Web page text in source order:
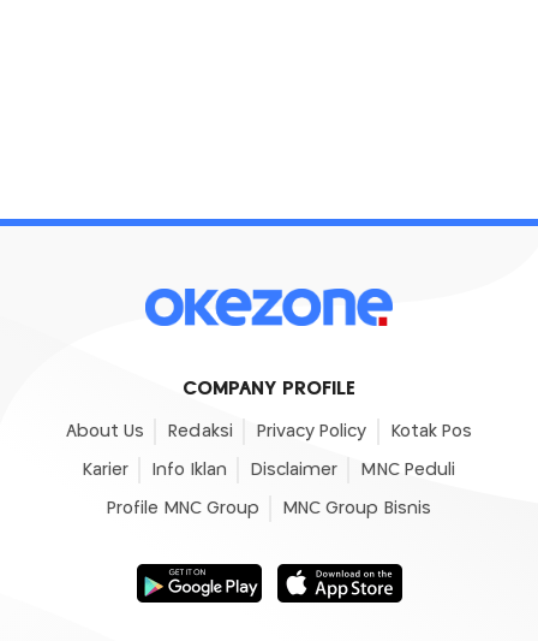
COMPANY PROFILE
About Us Redaksi Privacy Policy Kotak Pos
Karier Info Iklan Disclaimer MNC Peduli
Profile MNC Group MNC Group Bisnis